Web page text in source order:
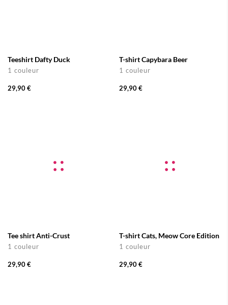
Teeshirt Dafty Duck
1 couleur
29,90 €
T-shirt Capybara Beer
1 couleur
29,90 €
Tee shirt Anti-Crust
1 couleur
29,90 €
T-shirt Cats, Meow Core Edition
1 couleur
29,90 €